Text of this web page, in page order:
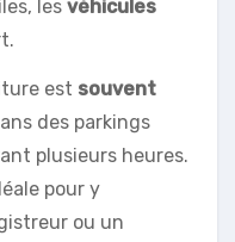
les véhicules
est souvent
des parkings
plusieurs heures.
pour y
ou un